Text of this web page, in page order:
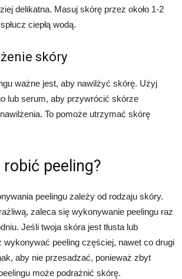
delikatna. Masuj skórę przez około 1-2
ciepłą wodą.
skóry
ważne jest, aby nawilżyć skórę. Użyj
lub serum, aby przywrócić skórze
To pomoże utrzymać skórę
peeling?
peelingu zależy od rodzaju skóry.
zaleca się wykonywanie peelingu raz
Jeśli twoja skóra jest tłusta lub
peeling częściej, nawet co drugi
aby nie przesadzać, ponieważ zbyt
może podrażnić skórę.